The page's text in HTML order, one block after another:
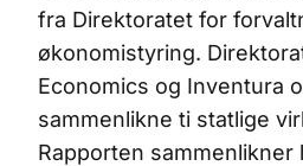
fra Direktoratet for
økonomistyring.
Economics og Inventura
sammenlikne ti statlige
Rapporten sammenlikner